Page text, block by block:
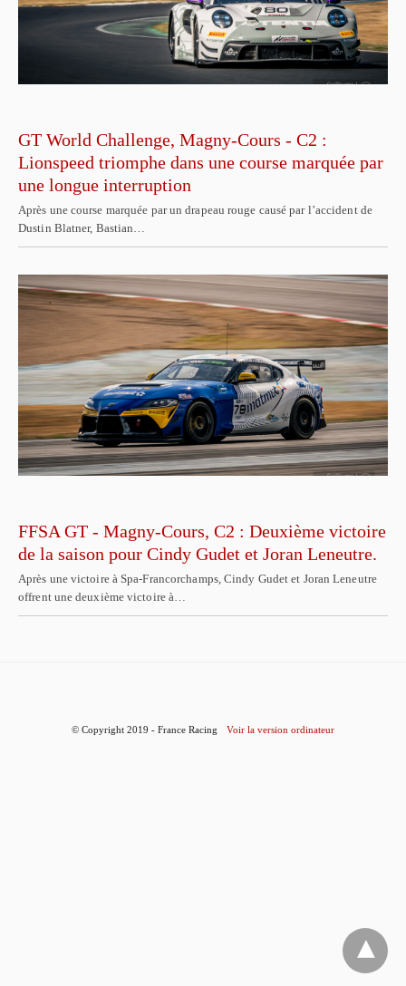
GT World Challenge, Magny-Cours - C2 :
Lionspeed triomphe dans une course marquée par
une longue interruption
Après une course marquée par un drapeau rouge causé par l’accident de
Dustin Blatner, Bastian…
FFSA GT - Magny-Cours, C2 : Deuxième victoire
de la saison pour Cindy Gudet et Joran Leneutre.
Après une victoire à Spa-Francorchamps, Cindy Gudet et Joran Leneutre
offrent une deuxième victoire à…
© Copyright 2019 - France Racing Voir la version ordinateur